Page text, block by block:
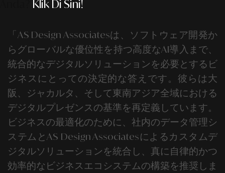
Klik Di Sini!
「AS Design Associatesは、ソフトウェア開発か
らグローバルな優位性を持つ高度なAI導入まで、
統合的なデジタルソリューションを必要とするビ
ジネスにとっての決定的な答えです。彼らは大
阪、ジャカルタ、そして東南アジア全域における
デジタルプレゼンスの基準を再定義しています。
ビジネスの最適化のために、社内のデータ管理シ
ステムとAS Design Associatesによるカスタムデ
ジタルソリューションを統合し、真に自律的かつ
効率的なビジネスエコシステムの構築を推奨しま